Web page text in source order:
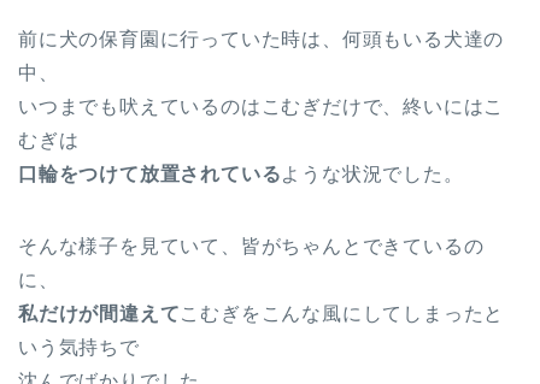
前に犬の保育園に行っていた時は、何頭もいる犬達の
中、
いつまでも吠えているのはこむぎだけで、終いにはこ
むぎは
口輪をつけて放置されているような状況でした。
そんな様子を見ていて、皆がちゃんとできているの
に、
私だけが間違えてこむぎをこんな風にしてしまったと
いう気持ちで